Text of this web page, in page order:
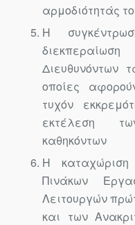
αρμοδιότητάς
Η
Διευθυνόντων
οποίες
τυχόν
εκτέλεση
καθηκόντων
Η
Πινάκων
Λειτουργών
και των